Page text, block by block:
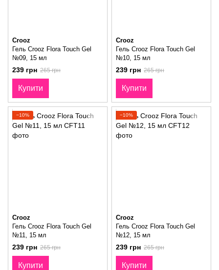
Crooz
Гель Crooz Flora Touch Gel
№09, 15 мл
239 грн 265 грн
Купити
Crooz
Гель Crooz Flora Touch Gel
№10, 15 мл
239 грн 265 грн
Купити
−10%
Crooz
Гель Crooz Flora Touch Gel
№11, 15 мл
239 грн 265 грн
Купити
−10%
Crooz
Гель Crooz Flora Touch Gel
№12, 15 мл
239 грн 265 грн
Купити